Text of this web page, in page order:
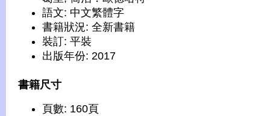
語文: 中文繁體字
書籍狀況: 全新書籍
裝訂: 平裝
出版年份: 2017
書籍尺寸
頁數: 160頁